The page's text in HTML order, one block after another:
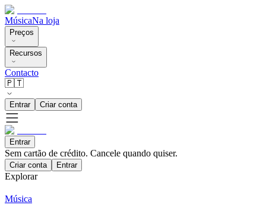
MúsicaNa loja
Preços
Recursos
Contacto
🇵🇹
Entrar Criar conta
Entrar
Sem cartão de crédito. Cancele quando quiser.
Criar conta Entrar
Explorar
Música